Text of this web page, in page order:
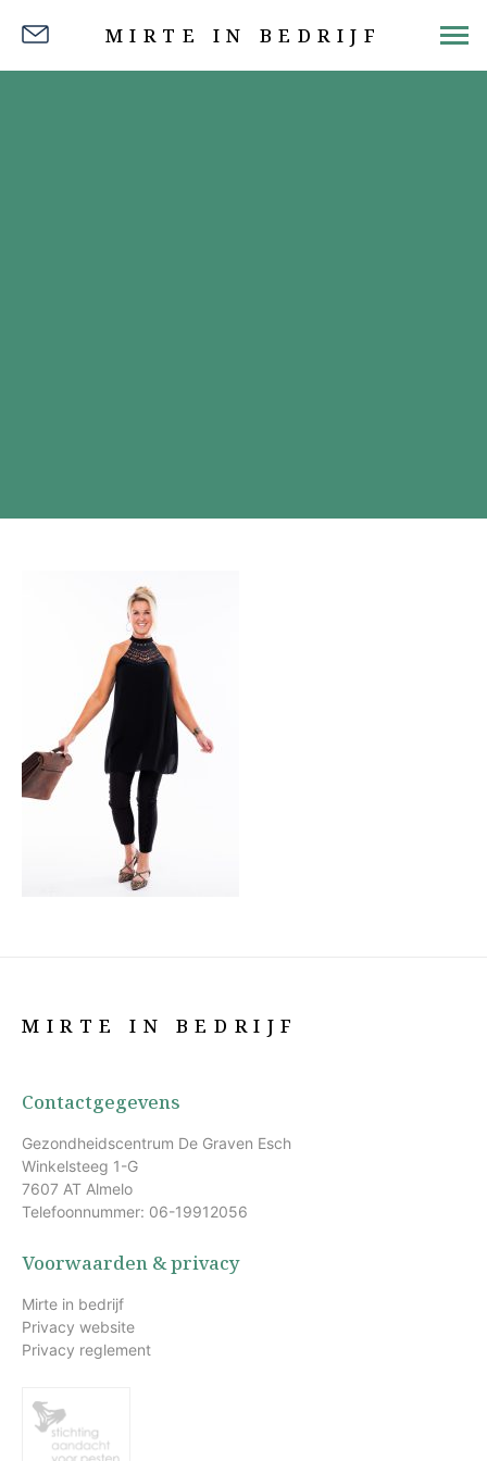
MIRTE IN BEDRIJF
MIRTE IN BEDRIJF
Contactgegevens
Gezondheidscentrum De Graven Esch
Winkelsteeg 1-G
7607 AT Almelo
Telefoonnummer: 06-19912056
Voorwaarden & privacy
Mirte in bedrijf
Privacy website
Privacy reglement